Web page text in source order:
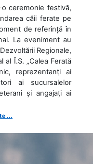
ceremonie festivă,
căii ferate pe
de referință în
La eveniment au
Regionale,
al Î.S. „Calea Ferată
reprezentanți ai
ai sucursalelor
și angajați ai
...